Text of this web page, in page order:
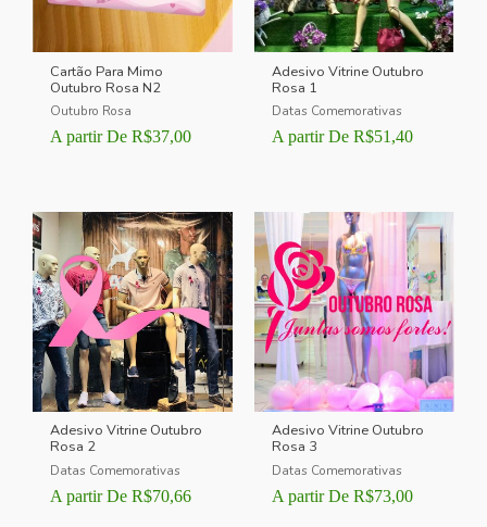
Cartão Para Mimo
Outubro Rosa N2
Outubro Rosa
A partir De R$37,00
Adesivo Vitrine Outubro
Rosa 1
Datas Comemorativas
A partir De R$51,40
Adesivo Vitrine Outubro
Rosa 2
Datas Comemorativas
A partir De R$70,66
Adesivo Vitrine Outubro
Rosa 3
Datas Comemorativas
A partir De R$73,00